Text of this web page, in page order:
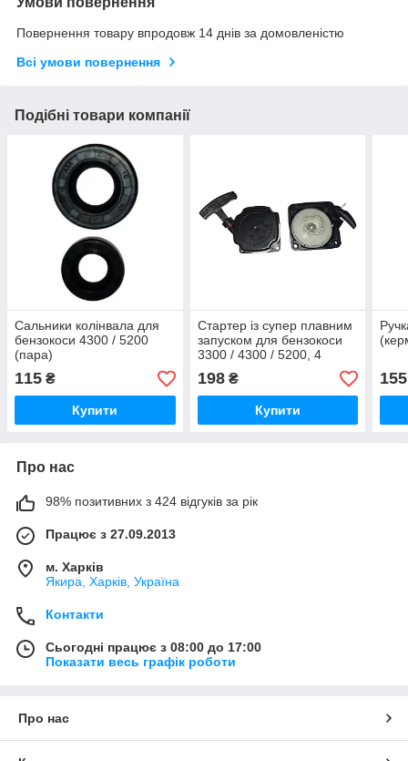
Повернення товару впродовж 14 днів за домовленістю
Всі умови повернення
Подібні товари компанії
Сальники колінвала для
бензокоси 4300 / 5200
(пара)
115 ₴
Купити
Стартер із супер плавним
запуском для бензокоси
3300 / 4300 / 5200, 4
зачепи
198₴
Купити
155
Про нас
98% позитивних з 424 відгуків за рік
Працює з 27.09.2013
м. Харків
Якира, Харків, Україна
Контакти
Сьогодні працює з 08:00 до 17:00
Показати весь графік роботи
Про нас